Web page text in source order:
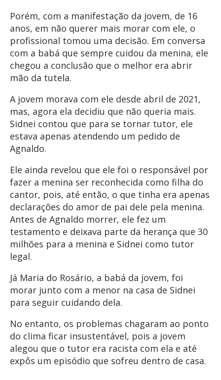
Porém, com a manifestação da jovem, de 16
anos, em não querer mais morar com ele, o
profissional tomou uma decisão. Em conversa
com a babá que sempre cuidou da menina, ele
chegou a conclusão que o melhor era abrir
mão da tutela.
A jovem morava com ele desde abril de 2021,
mas, agora ela decidiu que não queria mais.
Sidnei contou que para se tornar tutor, ele
estava apenas atendendo um pedido de
Agnaldo.
Ele ainda revelou que ele foi o responsável por
fazer a menina ser reconhecida como filha do
cantor, pois, até então, o que tinha era apenas
declarações do amor de pai dele pela menina.
Antes de Agnaldo morrer, ele fez um
testamento e deixava parte da herança que 30
milhões para a menina e Sidnei como tutor
legal.
Já Maria do Rosário, a babá da jovem, foi
morar junto com a menor na casa de Sidnei
para seguir cuidando dela.
No entanto, os problemas chagaram ao ponto
do clima ficar insustentável, pois a jovem
alegou que o tutor era racista com ela e até
expôs um episódio que sofreu dentro de casa.